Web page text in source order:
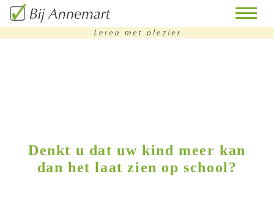
bijles
huiswerkbegeleiding
Denkt u dat uw kind meer kan
dan het laat zien op school?